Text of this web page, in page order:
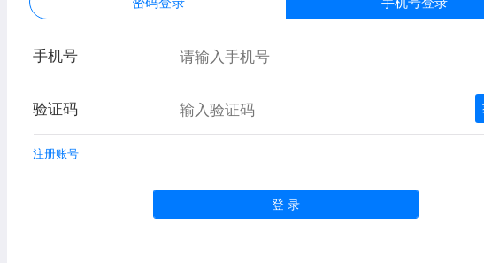
手机号
验证码
注册账号
登 录